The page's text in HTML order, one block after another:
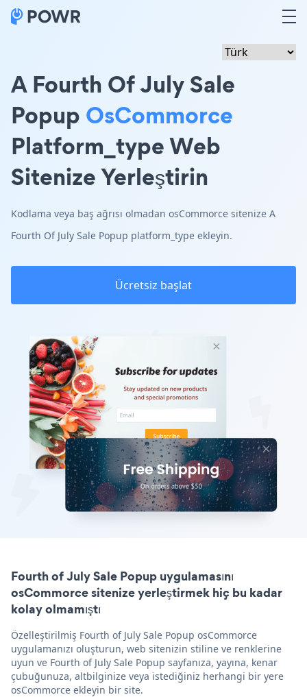
A Fourth Of July Sale
Popup OsCommorce
Platform_type Web
Sitenize Yerleştirin
Kodlama veya baş ağrısı olmadan osCommorce sitenize A
Fourth Of July Sale Popup platform_type ekleyin.
Ücretsiz başlat
Fourth of July Sale Popup uygulamasını
osCommorce sitenize yerleştirmek hiç bu kadar
kolay olmamıştı
Özelleştirilmiş Fourth of July Sale Popup osCommorce
uygulamanızı oluşturun, web sitenizin stiline ve renklerine
uyun ve Fourth of July Sale Popup sayfanıza, yayına, kenar
çubuğunuza, altbilginize veya istediğiniz herhangi bir yere
osCommorce ekleyin bir site.